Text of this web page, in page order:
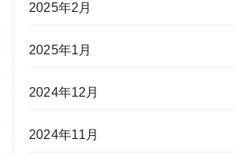
2025年2月
2025年1月
2024年12月
2024年11月